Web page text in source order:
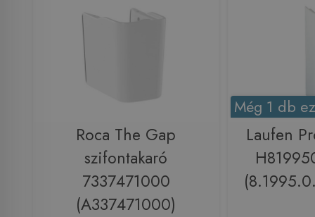
Roca The Gap
szifontakaró
7337471000
(A337471000)
Még 1 db
Laufen